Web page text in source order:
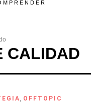
CALIDAD
, OFFTOPIC